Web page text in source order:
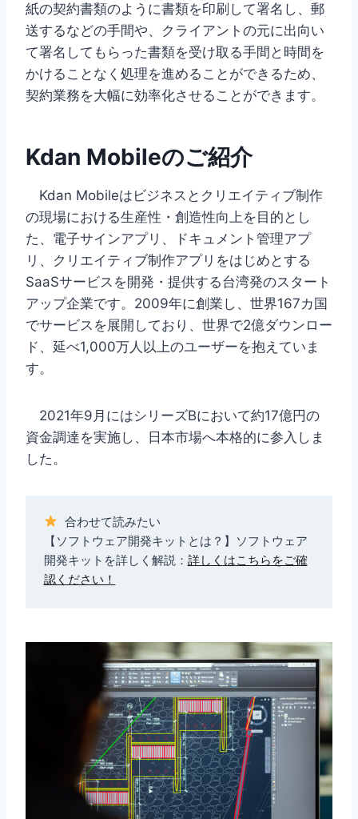
紙の契約書類のように書類を印刷して署名し、郵
送するなどの手間や、クライアントの元に出向い
て署名してもらった書類を受け取る手間と時間を
かけることなく処理を進めることができるため、
契約業務を大幅に効率化させることができます。
Kdan Mobileのご紹介
Kdan Mobileはビジネスとクリエイティブ制作
の現場における生産性・創造性向上を目的とし
た、電子サインアプリ、ドキュメント管理アプ
リ、クリエイティブ制作アプリをはじめとする
SaaSサービスを開発・提供する台湾発のスタート
アップ企業です。2009年に創業し、世界167カ国
でサービスを展開しており、世界で2億ダウンロー
ド、延べ1,000万人以上のユーザーを抱えていま
す。
2021年9月にはシリーズBにおいて約17億円の
資金調達を実施し、日本市場へ本格的に参入しま
した。
合わせて読みたい
【ソフトウェア開発キットとは？】ソフトウェア
開発キットを詳しく解説： 詳しくはこちらをご確
認ください！